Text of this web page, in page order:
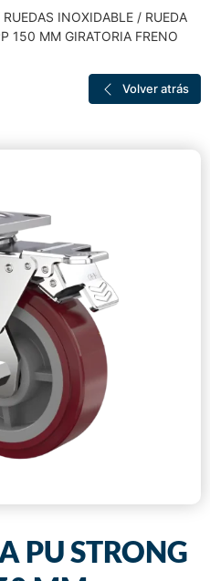
RUEDAS INOXIDABLE / RUEDA
150 MM GIRATORIA FRENO
Volver atrás
PU STRONG